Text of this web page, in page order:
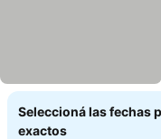
Seleccioná las fechas
exactos